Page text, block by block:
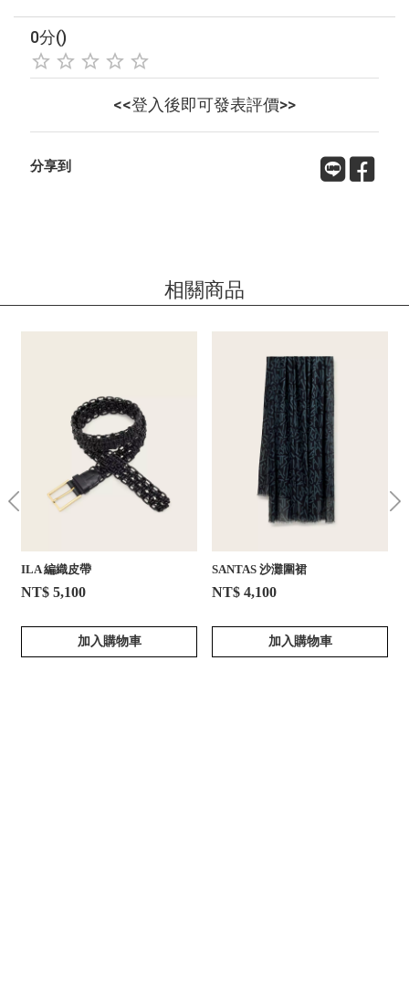
0分()
<<登入後即可發表評價>>
分享到
相關商品
ILA 編織皮帶
NT$ 5,100
加入購物車
SANTAS 沙灘圍裙
NT$ 4,100
加入購物車